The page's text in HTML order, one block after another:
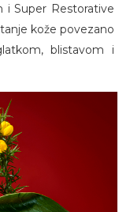
i Super Restorative
kože povezano
blistavom i